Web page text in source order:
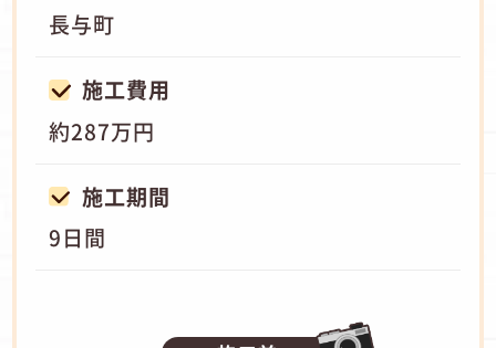
長与町
施工費用
約287万円
施工期間
9日間